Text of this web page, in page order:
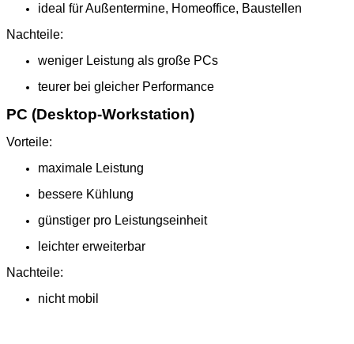
ideal für Außentermine, Homeoffice, Baustellen
Nachteile:
weniger Leistung als große PCs
teurer bei gleicher Performance
PC (Desktop‑Workstation)
Vorteile:
maximale Leistung
bessere Kühlung
günstiger pro Leistungseinheit
leichter erweiterbar
Nachteile:
nicht mobil